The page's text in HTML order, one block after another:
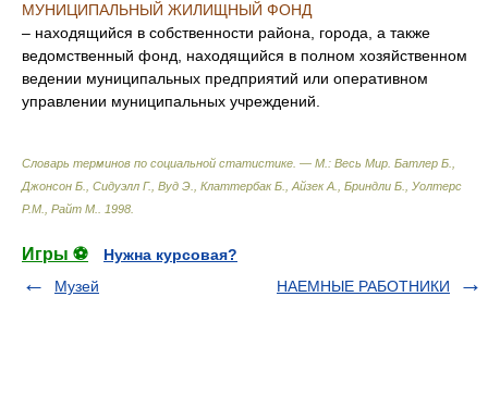
МУНИЦИПАЛЬНЫЙ ЖИЛИЩНЫЙ ФОНД
– находящийся в собственности района, города, а также
ведомственный фонд, находящийся в полном хозяйственном
ведении муниципальных предприятий или оперативном
управлении муниципальных учреждений.
Словарь терминов по социальной статистике. — М.: Весь Мир Батлер Б.,
Джонсон Б., Сидуэлл Г., Вуд Э., Клаттербак Б., Айзек А., Бриндли Б., Уолтерс
P.M., Райт М.
1998
Игры ⚽
Нужна курсовая?
Музей
НАЕМНЫЕ РАБОТНИКИ